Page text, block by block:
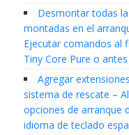
Desmontar todas
montadas en el
Ejecutar comandos al
Tiny Core Pure o
Agregar
sistema de rescate –
opciones de arranque
idioma de teclado